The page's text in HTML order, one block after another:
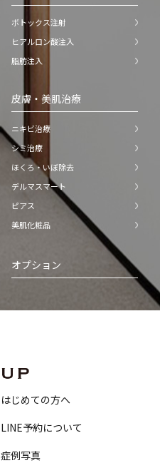
ボトックス注射
ヒアルロン酸注入
脂肪注入
皮膚・美肌治療
ニキビ治療
シミ治療
ほくろ・いぼ除去
デルマスマート
ピアス
美肌化粧品
オプション
はじめての方へ
LINE予約について
症例写真